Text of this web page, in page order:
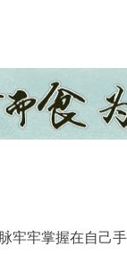
牢牢掌握在自己手